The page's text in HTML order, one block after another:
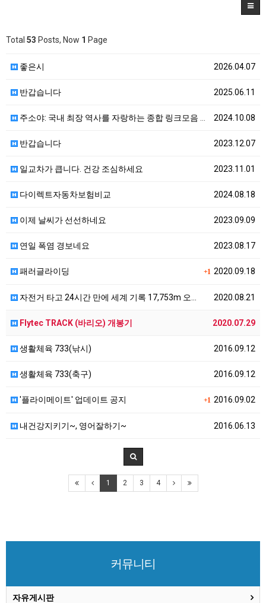
Total 53 Posts, Now 1 Page
2026.04.07
좋은시
2025.06.11
반갑습니다
2024.10.08
주소야: 국내 최장 역사를 자랑하는 종합 링크모음 사이…
2023.12.07
반갑습니다
2023.11.01
일교차가 큽니다. 건강 조심하세요
2024.08.18
다이렉트자동차보험비교
2023.09.09
이제 날씨가 선선하네요
2023.08.17
연일 폭염 경보네요
+1 2020.09.18
패러글라이딩
2020.08.21
자전거 타고 24시간 만에 세계 기록 17,753m 오…
2020.07.29
Flytec TRACK (바리오) 개봉기
2016.09.12
생활체육 733(낚시)
2016.09.12
생활체육 733(축구)
+1 2016.09.02
'플라이메이트' 업데이트 공지
2016.06.13
내건강지키기~, 영어잘하기~
1 2 3 4
커뮤니티
자유게시판